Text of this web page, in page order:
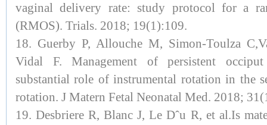
vaginal delivery rate: study protocol for a
(RMOS). Trials. 2018; 19(1):109.
18. Guerby P, Allouche M, Simon-Toulza
Vidal F. Management of persistent
substantial role of instrumental rotation in the
rotation. J Matern Fetal Neonatal Med. 2018;
19. Desbriere R, Blanc J, Le Dˆu R, et al.Is